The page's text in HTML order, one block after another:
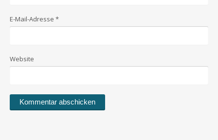
E-Mail-Adresse *
Website